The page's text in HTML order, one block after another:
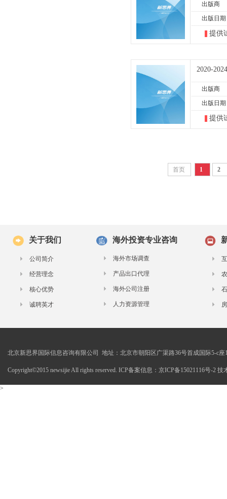
出版商
出版日期
提供
2020-
出版商
出版日期
提供
首页 1 2
关于我们
公司简介
经营理念
核心优势
诚聘英才
海外投资专业咨询
海外市场调查
产品出口代理
海外公司注册
人力资源管理
北京新思界国际信息咨询有限公司 地址：北京市朝阳区广渠路36号首成国际5-c座
Copyright©2015 newsijie All rights reserved. ICP备案信息：京ICP备15021116号-2 技
>